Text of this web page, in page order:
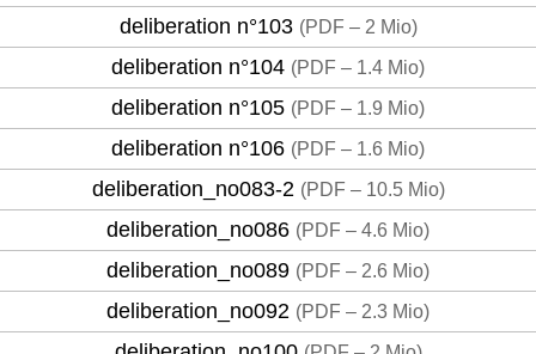
deliberation n°103 (PDF – 2 Mio)
deliberation n°104 (PDF – 1.4 Mio)
deliberation n°105 (PDF – 1.9 Mio)
deliberation n°106 (PDF – 1.6 Mio)
deliberation_no083-2 (PDF – 10.5 Mio)
deliberation_no086 (PDF – 4.6 Mio)
deliberation_no089 (PDF – 2.6 Mio)
deliberation_no092 (PDF – 2.3 Mio)